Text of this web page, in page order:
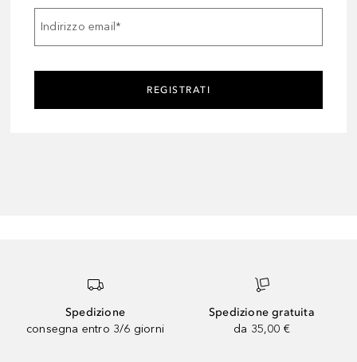
Indirizzo email*
REGISTRATI
Spedizione
consegna entro 3/6 giorni
Spedizione gratuita
da 35,00 €